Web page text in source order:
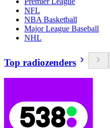
NFL
NBA Basketball
Major League Baseball
NHL
Top radiozenders